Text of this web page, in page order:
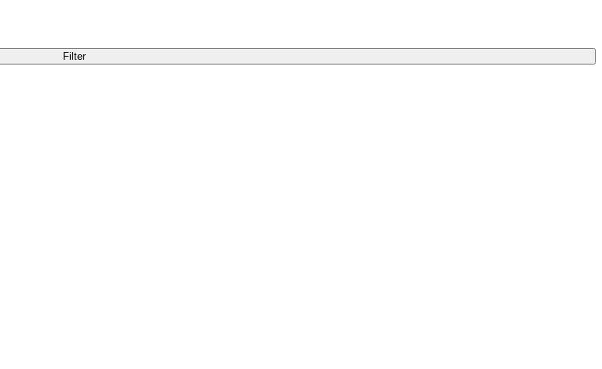
Filter